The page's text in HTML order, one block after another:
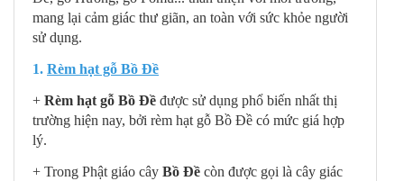
mang lại cảm giác thư giãn, an toàn với sức khỏe người
sử dụng.
1. Rèm hạt gỗ Bồ Đề
+ Rèm hạt gỗ Bồ Đề được sử dụng phổ biến nhất thị
trường hiện nay, bởi rèm hạt gỗ Bồ Đề có mức giá hợp
lý.
+ Trong Phật giáo cây Bồ Đề còn được gọi là cây giác